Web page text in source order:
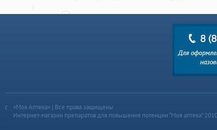
«Моя Аптека» | Все права защищены
Интернет-магазин препаратов для повышения потенции “Моя аптека”